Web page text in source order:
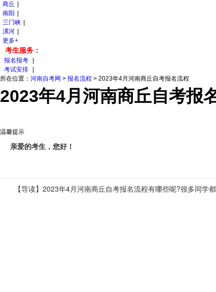
商丘
南阳
三门峡
漯河
更多+
考生服务：
报名报考
考试安排
所在位置： 河南自考网 > 报名流程 > 2023年4月河南商丘自考报名流程
2023年4月河南商丘自考报
温馨提示
亲爱的考生，您好！
【导读】2023年4月河南商丘自考报名流程有哪些呢?很多同学都